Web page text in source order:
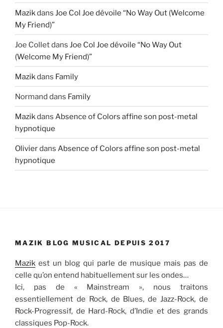
Mazikdans Joe Col Joe dévoile “No Way Out (Welcome
My Friend)”
Joe Colletdans Joe Col Joe dévoile “No Way Out
(Welcome My Friend)”
Mazikdans Family
Normand dans Family
Mazikdans Absence of Colors affine son post-metal
hypnotique
Olivierdans Absence of Colors affine son post-metal
hypnotique
MAZIK BLOG MUSICAL DEPUIS 2017
Mazik est un blog qui parle de musique mais pas de
celle qu’on entend habituellement sur les ondes…
Ici, pas de « Mainstream », nous traitons
essentiellement de Rock, de Blues, de Jazz-Rock, de
Rock-Progressif, de Hard-Rock, d’Indie et des grands
classiques Pop-Rock.